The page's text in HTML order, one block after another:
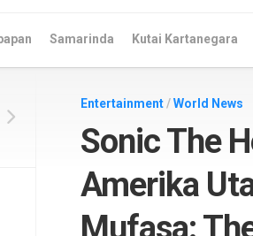
Samarinda Kutai Kartanegara
Entertainment/World News
Sonic The
Amerika
Mufasa: